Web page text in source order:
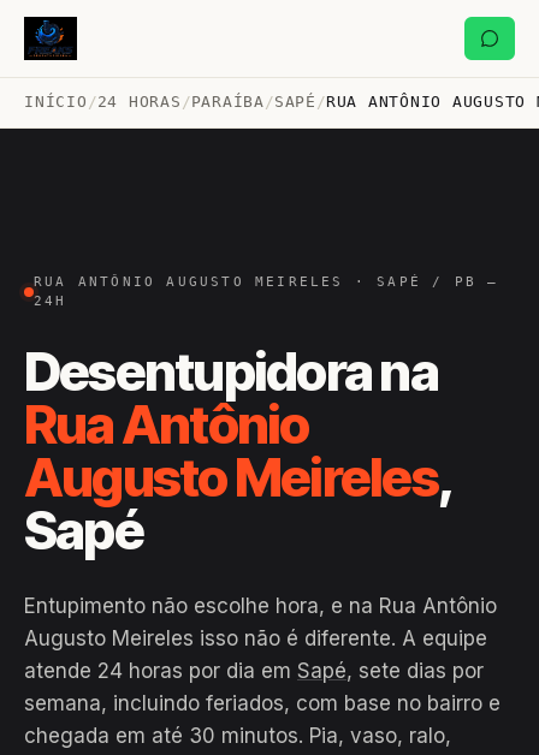
INÍCIO /24 HORAS /PARAÍBA /SAPÉ /RUA ANTÔNIO AUGUSTO
RUA ANTÔNIO AUGUSTO MEIRELES · SAPÉ / PB —
24H
Desentupidora na
Rua Antônio
Augusto Meireles,
Sapé
Entupimento não escolhe hora, e na Rua Antônio
Augusto Meireles isso não é diferente. A equipe
atende 24 horas por dia em Sapé, sete dias por
semana, incluindo feriados, com base no bairro e
chegada em até 30 minutos. Pia, vaso, ralo,